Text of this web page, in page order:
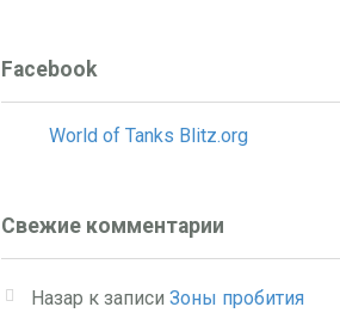
Facebook
World of Tanks Blitz.org
Свежие комментарии
Назар к записи Зоны пробития